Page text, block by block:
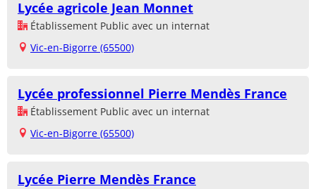
Lycée agricole Jean Monnet
Établissement Public avec un internat
Vic-en-Bigorre (65500)
Lycée professionnel Pierre Mendès France
Établissement Public avec un internat
Vic-en-Bigorre (65500)
Lycée Pierre Mendès France